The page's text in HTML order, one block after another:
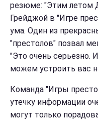
резюме: "Этим летом
Грейджой в "Игре
ума. Один из
"престолов" позвал
"Это очень серьезно.
можем устроить вас
Команда "Игры
утечку информации
могут только